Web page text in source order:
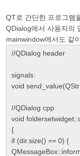
QT로 간단한 프로그램
QDialog에서 사용자의
mainwindow에서도 같
//QDialog header
signals:
void
//QDialog cpp
void
{
if (dir.size() == 0) {